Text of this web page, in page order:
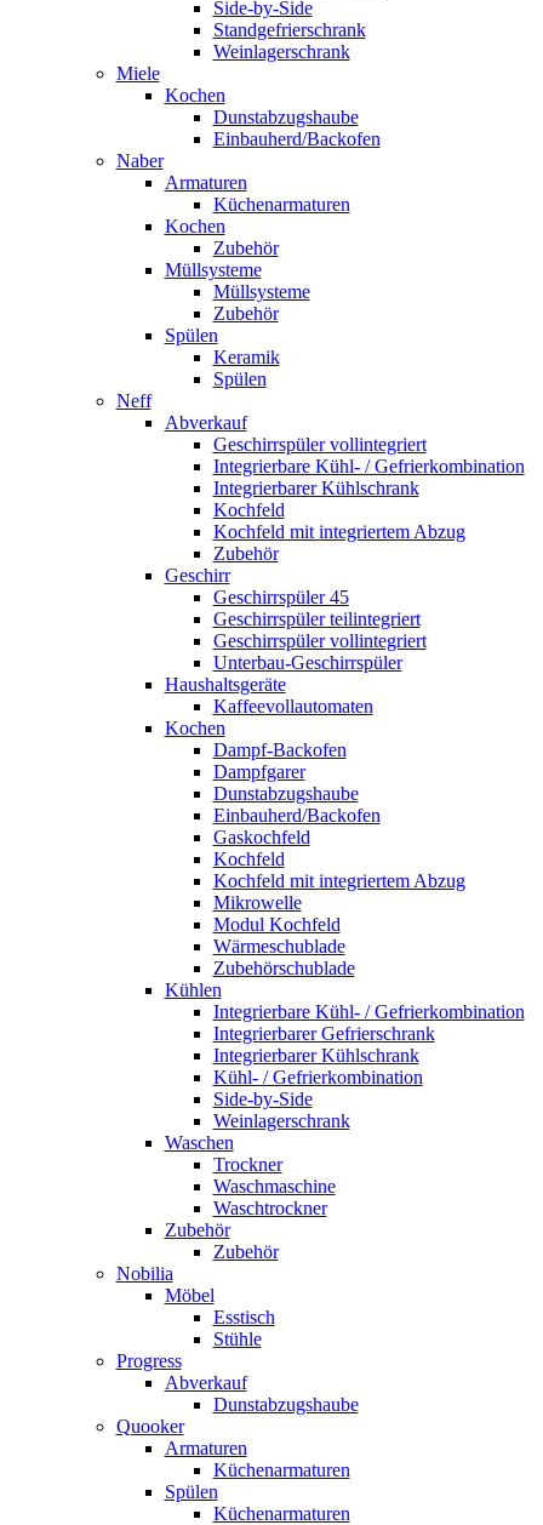
Side-by-Side
Standgefrierschrank
Weinlagerschrank
Miele
Kochen
Dunstabzugshaube
Einbauherd/Backofen
Naber
Armaturen
Küchenarmaturen
Kochen
Zubehör
Müllsysteme
Müllsysteme
Zubehör
Spülen
Keramik
Spülen
Neff
Abverkauf
Geschirrspüler vollintegriert
Integrierbare Kühl- / Gefrierkombination
Integrierbarer Kühlschrank
Kochfeld
Kochfeld mit integriertem Abzug
Zubehör
Geschirr
Geschirrspüler 45
Geschirrspüler teilintegriert
Geschirrspüler vollintegriert
Unterbau-Geschirrspüler
Haushaltsgeräte
Kaffeevollautomaten
Kochen
Dampf-Backofen
Dampfgarer
Dunstabzugshaube
Einbauherd/Backofen
Gaskochfeld
Kochfeld
Kochfeld mit integriertem Abzug
Mikrowelle
Modul Kochfeld
Wärmeschublade
Zubehörschublade
Kühlen
Integrierbare Kühl- / Gefrierkombination
Integrierbarer Gefrierschrank
Integrierbarer Kühlschrank
Kühl- / Gefrierkombination
Side-by-Side
Weinlagerschrank
Waschen
Trockner
Waschmaschine
Waschtrockner
Zubehör
Zubehör
Nobilia
Möbel
Esstisch
Stühle
Progress
Abverkauf
Dunstabzugshaube
Quooker
Armaturen
Küchenarmaturen
Spülen
Küchenarmaturen